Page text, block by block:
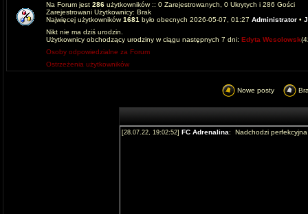
Na Forum jest 286 użytkowników :: 0 Zarejestrowanych, 0 Ukrytych i 286 Gości
Zarejestrowani Użytkownicy: Brak
Najwięcej użytkowników1681 było obecnych 2026-05-07, 01:27 Administrator •
Nikt nie ma dziś urodzin.
Użytkownicy obchodzący urodziny w ciągu następnych 7 dni: Edyta Wesolowsk
Osoby odpowiedzialne za Forum
Ostrzeżenia użytkowników
Nowe posty